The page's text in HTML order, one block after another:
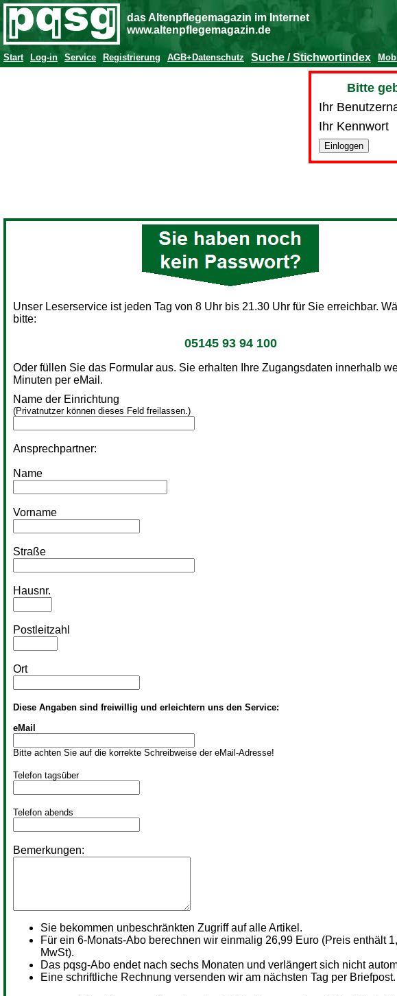
das Altenpflegemagazin im Internet
www.altenpflegemagazin.de
Start Log-in Service Registrierung AGB+Datenschutz Suche / Stichwortindex
Bitte
Ihr
Ihr Kennwort
Unser Leserservice ist jeden Tag von 8 Uhr bis 21.30 Uhr für Sie erreichbar.
bitte:
05145 93 94 100
Oder füllen Sie das Formular aus. Sie erhalten Ihre Zugangsdaten innerhalb
Minuten per eMail.
Name der Einrichtung
(Privatnutzer können dieses Feld freilassen.)
Ansprechpartner:
Name
Vorname
Straße
Hausnr.
Postleitzahl
Ort
Diese Angaben sind freiwillig und erleichtern uns den Service:
eMail
Bitte achten Sie auf die korrekte Schreibweise der eMail-Adresse!
Telefon tagsüber
Telefon abends
Bemerkungen:
Sie bekommen unbeschränkten Zugriff auf alle Artikel.
Für ein 6-Monats-Abo berechnen wir einmalig 26,99 Euro (Preis enthält
MwSt).
Das pqsg-Abo endet nach sechs Monaten und verlängert sich nicht
Eine schriftliche Rechnung versenden wir am nächsten Tag per Briefpost.